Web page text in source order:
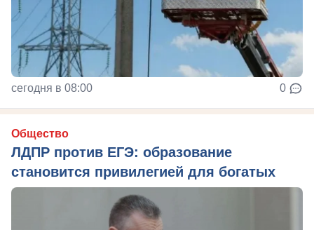
сегодня в 08:00 0
Общество
ЛДПР против ЕГЭ: образование
становится привилегией для богатых